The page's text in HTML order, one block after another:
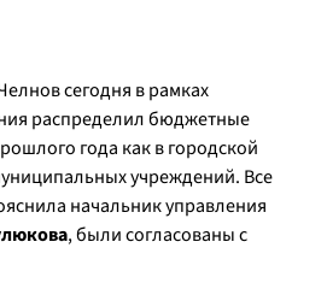
сегодня в рамках
распределил бюджетные
года как в городской
учреждений. Все
начальник управления
, были согласованы с